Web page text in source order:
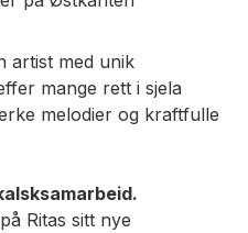
artist med unik
mange rett i sjela
melodier og kraftfulle
Ritas sitt nye